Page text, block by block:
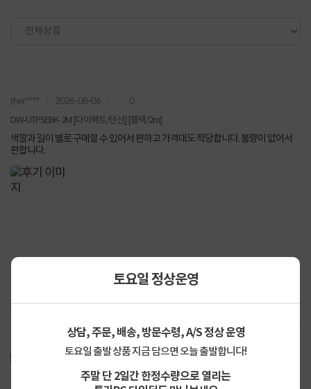
토요일 정상운영
상담, 주문, 배송, 방문수령, A/S 정상 운영
토요일 출발 상품 지금 담으면 오늘 출발합니다!
주말 단 2일간 한정수량으로 열리는
ther**** 2026-08-06 0
DW-UTP5EBK-2M [다이렉트/단선] [블랙/2m]
색깔과 길이 별로 구매할 수 있어서 편하고 가격대도 적당합니다. 불량이 없어서
편합니다.
0
DW-UTP5EBK-1M [다이렉트/단선] [블랙/1m]
주문과 함께 제품도 빨리 배송되고 정품이라 인식도 잘되고 잘 동작됩니다. 사용하
는데 전혀 문제 없이 잘 동작됩니다. 주문과 함께...